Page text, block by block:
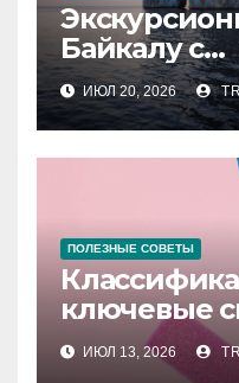
Байкалу с
в аренду
ИЮЛ 20, 2026
ПОЛЕЗНЫЕ СОВЕТЫ
ключевые
лаков для
ИЮЛ 13, 2026